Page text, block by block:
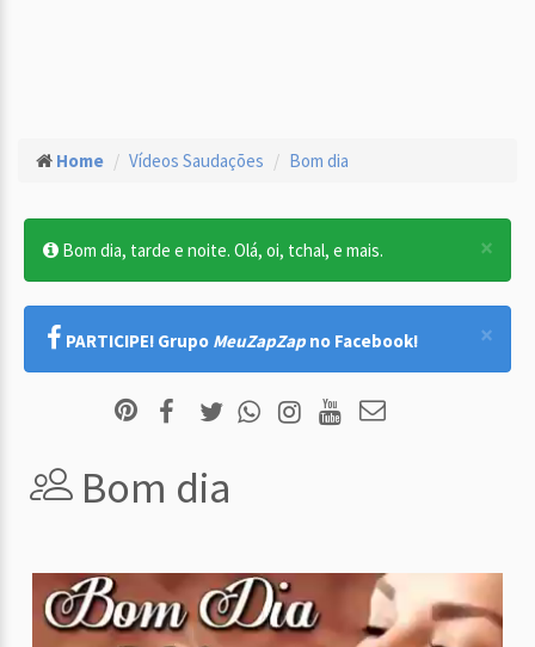
Home Vídeos Saudações Bom dia
×
Bom dia, tarde e noite. Olá, oi, tchal, e mais.
×
PARTICIPE! Grupo MeuZapZap no Facebook!
Bom dia